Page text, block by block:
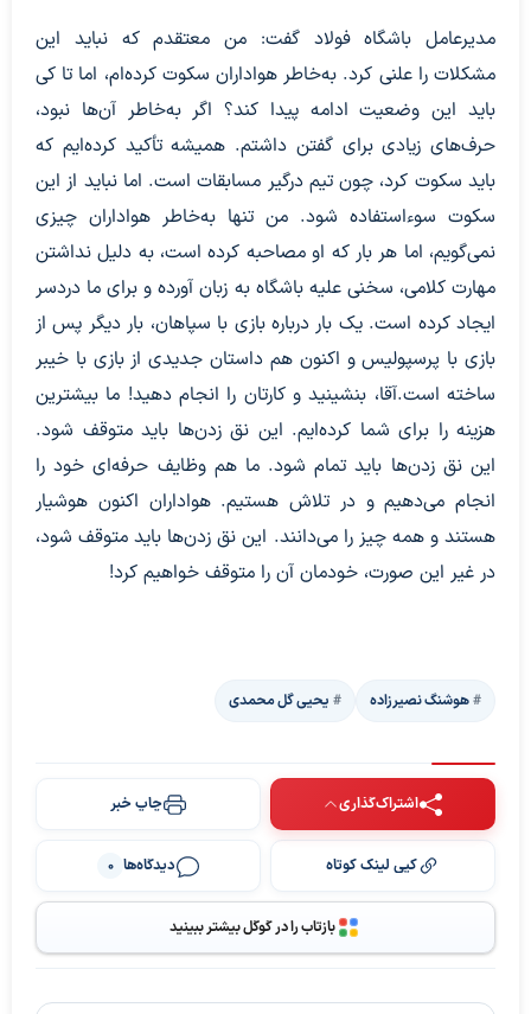
مدیرعامل باشگاه فولاد گفت: من معتقدم که نباید این
مشکلات را علنی کرد. به‌خاطر هواداران سکوت کرده‌ام، اما تا کی
باید این وضعیت ادامه پیدا کند؟ اگر به‌خاطر آن‌ها نبود،
حرف‌های زیادی برای گفتن داشتم. همیشه تأکید کرده‌ایم که
باید سکوت کرد، چون تیم درگیر مسابقات است. اما نباید از این
سکوت سوءاستفاده شود. من تنها به‌خاطر هواداران چیزی
نمی‌گویم، اما هر بار که او مصاحبه کرده است، به دلیل نداشتن
مهارت کلامی، سخنی علیه باشگاه به زبان آورده و برای ما دردسر
ایجاد کرده است. یک بار درباره بازی با سپاهان، بار دیگر پس از
بازی با پرسپولیس و اکنون هم داستان جدیدی از بازی با خیبر
ساخته است.آقا، بنشینید و کارتان را انجام دهید! ما بیشترین
هزینه را برای شما کرده‌ایم. این نق زدن‌ها باید متوقف شود.
این نق زدن‌ها باید تمام شود. ما هم وظایف حرفه‌ای خود را
انجام می‌دهیم و در تلاش هستیم. هواداران اکنون هوشیار
هستند و همه چیز را می‌دانند. این نق زدن‌ها باید متوقف شود،
در غیر این صورت، خودمان آن را متوقف خواهیم کرد!
هوشنگ نصیرزاده یحیی گل محمدی
اشتراک‌گذاری چاپ خبر
کپی لینک کوتاه دیدگاه‌ها 0
بازتاب را در گوگل بیشتر ببینید